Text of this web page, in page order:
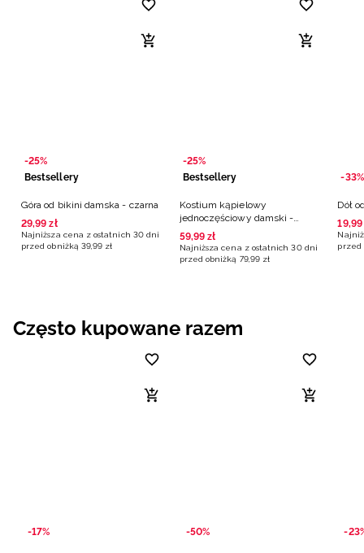
-25%
Bestsellery
Góra od bikini damska - czarna
29,99 zł
Najniższa cena z ostatnich 30 dni
przed obniżką 39,99 zł
-25%
Bestsellery
Kostium kąpielowy
jednoczęściowy damski -
czarny
59,99 zł
Najniższa cena z ostatnich 30 dni
przed obniżką 79,99 zł
-33%
Dół
19,99
przed
Często kupowane razem
-17% -50% -